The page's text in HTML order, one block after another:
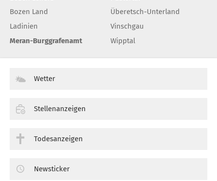
Bozen Land
Ladinien
Meran-Burggrafenamt
Überetsch-Unterland
Vinschgau
Wipptal
Wetter
Stellenanzeigen
Todesanzeigen
Newsticker